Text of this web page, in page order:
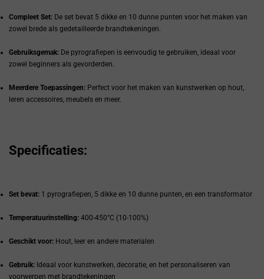
Compleet Set: De set bevat 5 dikke en 10 dunne punten voor het maken van
zowel brede als gedetailleerde brandtekeningen.
Gebruiksgemak: De pyrografiepen is eenvoudig te gebruiken, ideaal voor
zowel beginners als gevorderden.
Meerdere Toepassingen: Perfect voor het maken van kunstwerken op hout,
leren accessoires, meubels en meer.
Specificaties:
Set bevat: 1 pyrografiepen, 5 dikke en 10 dunne punten, en een transformator
Temperatuurinstelling: 400-450°C (10-100%)
Geschikt voor: Hout, leer en andere materialen
Gebruik: Ideaal voor kunstwerken, decoratie, en het personaliseren van
voorwerpen met brandtekeningen